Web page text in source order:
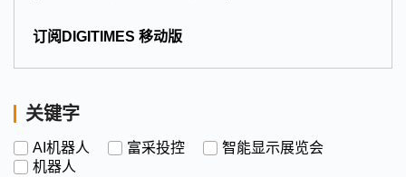
订阅DIGITIMES 移动版
关键字
AI机器人 富采投控
智能显示展览会
机器人